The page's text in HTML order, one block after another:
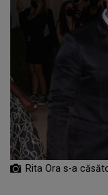
Rita Ora s-a